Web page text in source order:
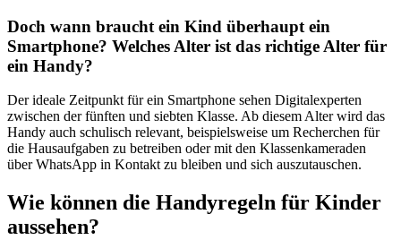
Doch wann braucht ein Kind überhaupt ein
Smartphone? Welches Alter ist das richtige Alter für
ein Handy?
Der ideale Zeitpunkt für ein Smartphone sehen Digitalexperten
zwischen der fünften und siebten Klasse. Ab diesem Alter wird das
Handy auch schulisch relevant, beispielsweise um Recherchen für
die Hausaufgaben zu betreiben oder mit den Klassenkameraden
über WhatsApp in Kontakt zu bleiben und sich auszutauschen.
Wie können die Handyregeln für Kinder
aussehen?